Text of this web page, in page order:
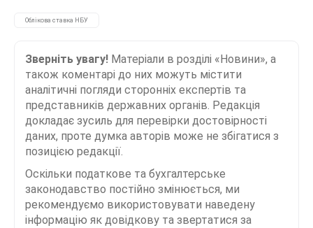
Облікова ставка НБУ
Зверніть увагу! Матеріали в розділі «Новини», а
також коментарі до них можуть містити
аналітичні погляди сторонніх експертів та
представників державних органів. Редакція
докладає зусиль для перевірки достовірності
даних, проте думка авторів може не збігатися з
позицією редакції.
Оскільки податкове та бухгалтерське
законодавство постійно змінюється, ми
рекомендуємо використовувати наведену
інформацію як довідкову та звертатися за